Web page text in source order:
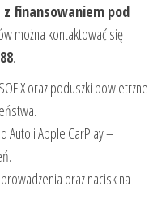
finansowaniem pod
można kontaktować się
.
oraz poduszki powietrzne
Auto i Apple CarPlay –
oraz nacisk na